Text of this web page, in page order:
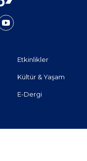
Etkinlikler
Kültür & Yaşam
E-Dergi